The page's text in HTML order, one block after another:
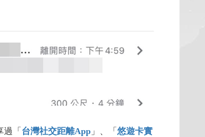
「 台灣社交距離App 」、「 悠遊卡實